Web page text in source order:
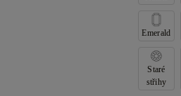
Emerald
Staré
střihy